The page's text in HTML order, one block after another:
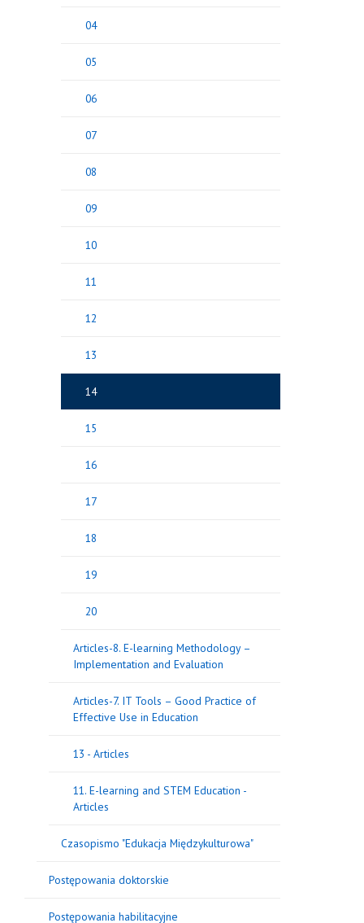
04
05
06
07
08
09
10
11
12
13
14
15
16
17
18
19
20
Articles-8. E-learning Methodology –
Implementation and Evaluation
Articles-7. IT Tools – Good Practice of
Effective Use in Education
13 - Articles
11. E-learning and STEM Education -
Articles
Czasopismo "Edukacja Międzykulturowa"
Postępowania doktorskie
Postępowania habilitacyjne